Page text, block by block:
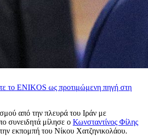
το ENIKOS ως προτιμώμενη πηγή στη
από την πλευρά του Ιράν με
συνειδητά μίλησε ο Κωνσταντίνος Φίλης
εκπομπή του Νίκου Χατζηνικολάου.